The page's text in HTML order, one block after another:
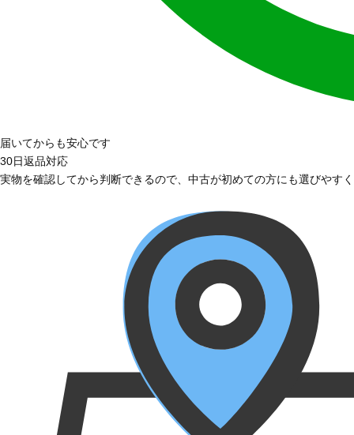
届いてからも安心です
30日返品対応
実物を確認してから判断できるので、中古が初めての方にも選びやす